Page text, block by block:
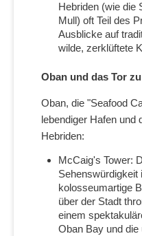
Hebriden (wie die
Mull) oft Teil des
Ausblicke auf
wilde, zerklüftete
Oban und das Tor
Oban, die "Seafood
lebendiger Hafen und
Hebriden:
McCaig's Tower:
Sehenswürdigkeit
kolosseumartige
über der Stadt
einem
Oban Bay und die